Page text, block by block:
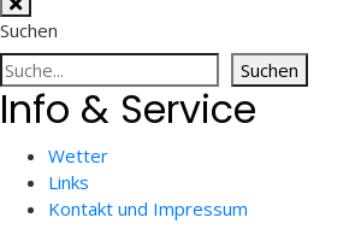
Suchen
Suchen
Info & Service
Wetter
Links
Kontakt und Impressum